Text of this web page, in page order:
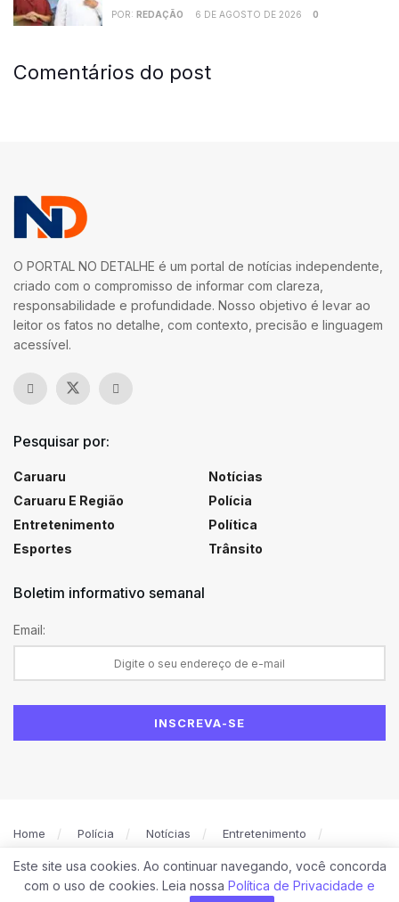
POR: REDAÇÃO 6 DE AGOSTO DE 2026 0
Comentários do post
O PORTAL NO DETALHE é um portal de notícias independente,
criado com o compromisso de informar com clareza,
responsabilidade e profundidade. Nosso objetivo é levar ao
leitor os fatos no detalhe, com contexto, precisão e linguagem
acessível.
Pesquisar por:
Caruaru
Caruaru E Região
Entretenimento
Esportes
Notícias
Polícia
Política
Trânsito
Boletim informativo semanal
Email:
Home Polícia Notícias
Entretenimento
Política de Privacidade
Contato
. Todos os direitos reservados.
Este site usa cookies. Ao continuar navegando, você concorda
com o uso de cookies. Leia nossa Política de Privacidade e